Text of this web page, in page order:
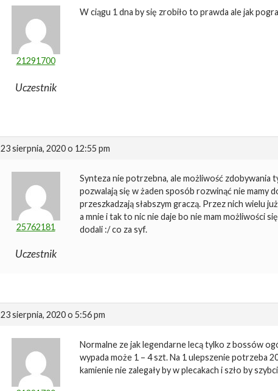
21291700
Uczestnik
W ciągu 1 dna by się zrobiło to prawda ale jak
23 sierpnia, 2020 o 12:55 pm
25762181
Uczestnik
Synteza nie potrzebna, ale możliwość zdobywania
pozwalają się w żaden sposób rozwinąć nie mamy
przeszkadzają słabszym graczą. Przez nich wielu
a mnie i tak to nic nie daje bo nie mam możliwości
dodali :/ co za syf.
23 sierpnia, 2020 o 5:56 pm
Normalne ze jak legendarne lecą tylko z bossów
wypada może 1 – 4 szt. Na 1 ulepszenie potrzeba
kamienie nie zalegały by w plecakach i szło by